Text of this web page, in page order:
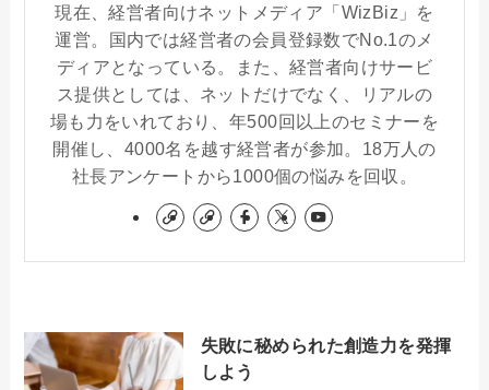
現在、経営者向けネットメディア「WizBiz」を
運営。国内では経営者の会員登録数でNo.1のメ
ディアとなっている。また、経営者向けサービ
ス提供としては、ネットだけでなく、リアルの
場も力をいれており、年500回以上のセミナーを
開催し、4000名を越す経営者が参加。18万人の
社長アンケートから1000個の悩みを回収。
失敗に秘められた創造力を発揮
しよう